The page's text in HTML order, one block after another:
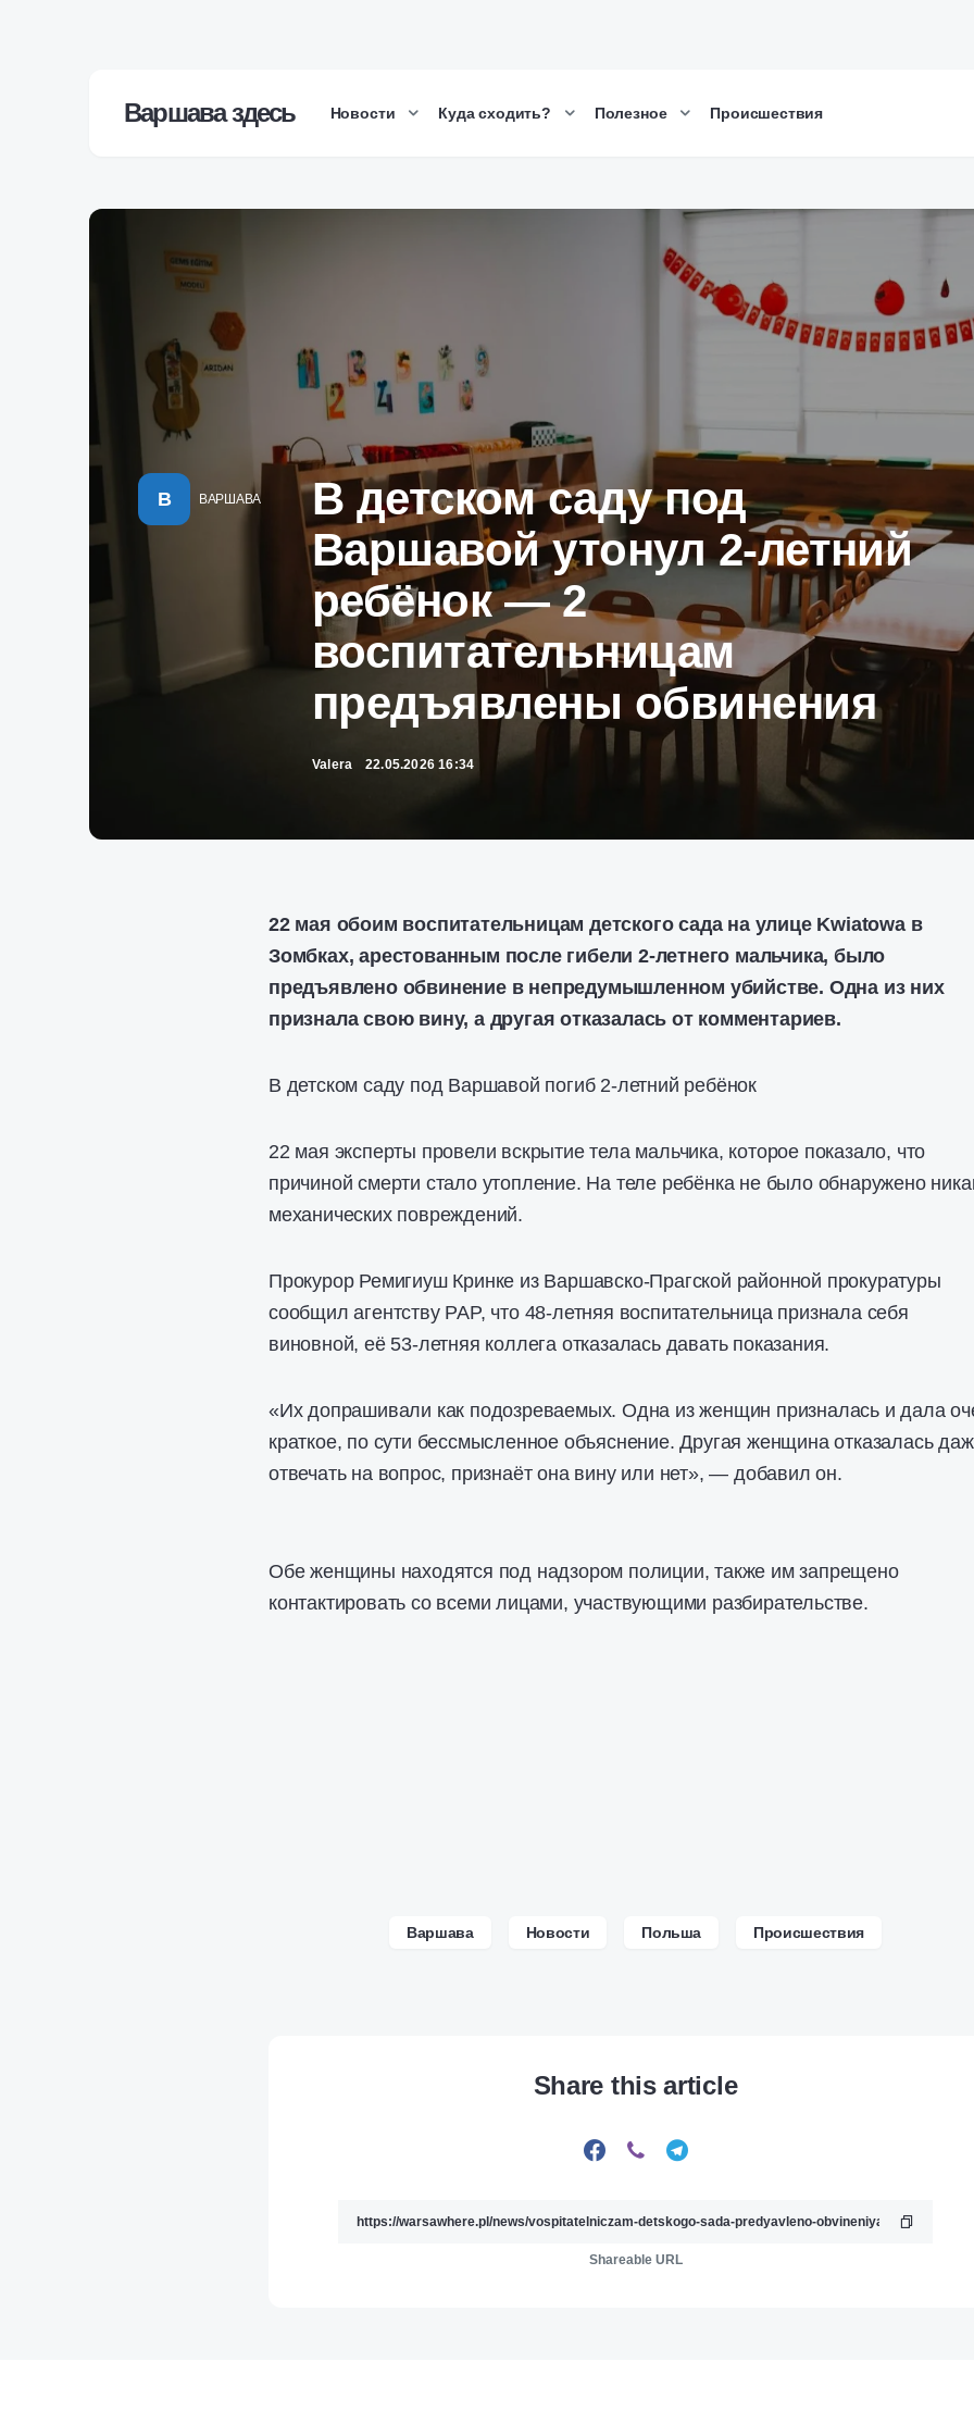
Варшава здесь Новости Куда сходить? Полезное Происшествия
В ВАРШАВА
В детском саду под
Варшавой утонул 2-летний
ребёнок — 2
воспитательницам
предъявлены обвинения
Valera 22.05.2026 16:34
22 мая обоим воспитательницам детского сада на улице Kwiatowа в
Зомбках, арестованным после гибели 2-летнего мальчика, было
предъявлено обвинение в непредумышленном убийстве. Одна из них
признала свою вину, а другая отказалась от комментариев.
В детском саду под Варшавой погиб 2-летний ребёнок
22 мая эксперты провели вскрытие тела мальчика, которое показало, что
причиной смерти стало утопление. На теле ребёнка не было обнаружено
механических повреждений.
Прокурор Ремигиуш Кринке из Варшавско-Прагской районной прокуратуры
сообщил агентству PAP, что 48-летняя воспитательница признала себя
виновной, её 53-летняя коллега отказалась давать показания.
«Их допрашивали как подозреваемых. Одна из женщин призналась и дала
краткое, по сути бессмысленное объяснение. Другая женщина отказалась
отвечать на вопрос, признаёт она вину или нет», — добавил он.
Обе женщины находятся под надзором полиции, также им запрещено
контактировать со всеми лицами, участвующими разбирательстве.
Варшава Новости Польша Происшествия
Share this article
Shareable URL